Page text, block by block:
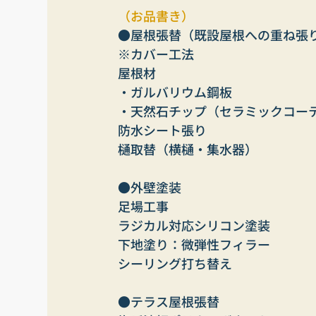
（お品書き）
●屋根張替（既設屋根への重ね張り
※カバー工法
屋根材
・ガルバリウム鋼板
・天然石チップ（セラミックコー
防水シート張り
樋取替（横樋・集水器）
●外壁塗装
足場工事
ラジカル対応シリコン塗装
下地塗り：微弾性フィラー
シーリング打ち替え
●テラス屋根張替